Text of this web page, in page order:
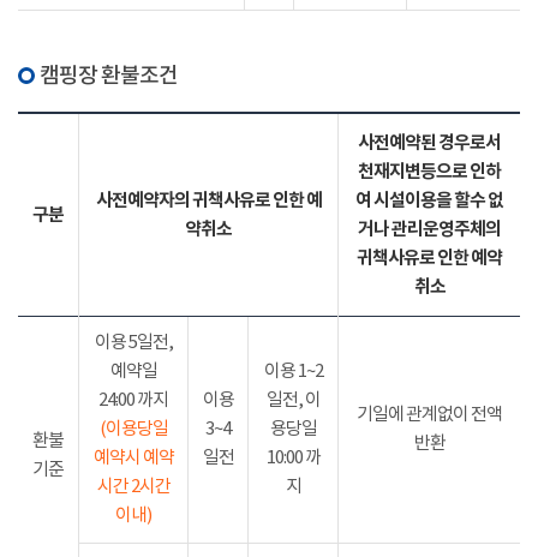
캠핑장 환불조건
구분
사전예약자의 귀책사유로 인한 예
약취소
사전예약된 경우로서
천재지변등으로 인하
여 시설이용을 할수 없
거나 관리운영주체의
귀책사유로 인한 예약
취소
환불
기준
이용 5일전,
예약일
24:00 까지
(이용당일
예약시 예약
시간 2시간
이내)
이용
3~4
일전
이용 1~2
일전, 이
용당일
10:00 까
지
기일에 관계없이 전액
반환